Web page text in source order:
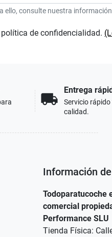
ello, consulte nuestra
de confidencialidad.
local_shipping
Entrega
Servicio
calidad.
Información
Todoparatucoche
comercial
Performance SLU
Tienda Física: